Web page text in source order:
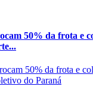
50% da frota e